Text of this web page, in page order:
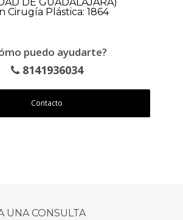
Cirugía Plástica: 1864
puedo ayudarte?
8141936034
Contacto
UNA CONSULTA